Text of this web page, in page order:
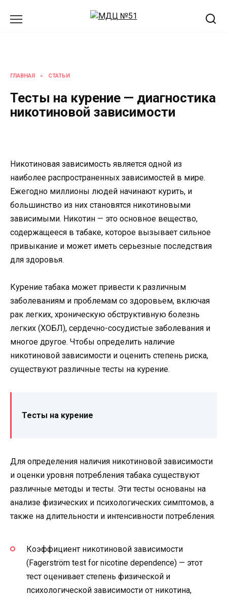
ГЛАВНАЯ » СТАТЬИ
Тесты на курение — диагностика
никотиновой зависимости
Никотиновая зависимость является одной из
наиболее распространенных зависимостей в мире.
Ежегодно миллионы людей начинают курить, и
большинство из них становятся никотиновыми
зависимыми. Никотин — это основное вещество,
содержащееся в табаке, которое вызывает сильное
привыкание и может иметь серьезные последствия
для здоровья.
Курение табака может привести к различным
заболеваниям и проблемам со здоровьем, включая
рак легких, хроническую обструктивную болезнь
легких (ХОБЛ), сердечно-сосудистые заболевания и
многое другое. Чтобы определить наличие
никотиновой зависимости и оценить степень риска,
существуют различные тесты на курение.
Тесты на курение
Для определения наличия никотиновой зависимости
и оценки уровня потребления табака существуют
различные методы и тесты. Эти тесты основаны на
анализе физических и психологических симптомов, а
также на длительности и интенсивности потребления.
Коэффициент никотиновой зависимости
(Fagerström test for nicotine dependence) — этот
тест оценивает степень физической и
психологической зависимости от никотина,